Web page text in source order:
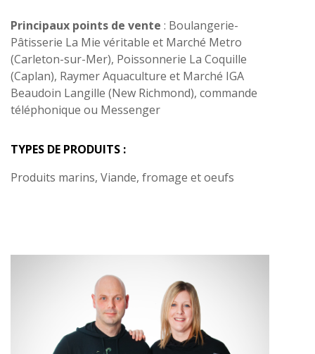
Principaux points de vente : Boulangerie-
Pâtisserie La Mie véritable et Marché Metro
(Carleton-sur-Mer), Poissonnerie La Coquille
(Caplan), Raymer Aquaculture et Marché IGA
Beaudoin Langille (New Richmond), commande
téléphonique ou Messenger
TYPES DE PRODUITS :
Produits marins, Viande, fromage et oeufs